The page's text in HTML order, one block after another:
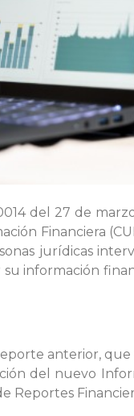
del 27 de
Financiera
jurídicas
información
anterior, que
del nuevo
Reportes